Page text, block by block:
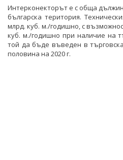
Интерконекторът е с обща
българска територия.
млрд. куб. м./годишно, с
куб. м./годишно при наличие на
той да бъде въведен в
половина на 2020 г.